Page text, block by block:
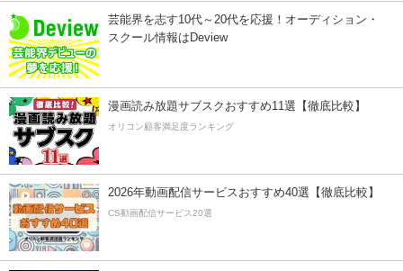
芸能界を志す10代～20代を応援！オーディション・
スクール情報はDeview
漫画読み放題サブスクおすすめ11選【徹底比較】
オリコン顧客満足度ランキング
2026年動画配信サービスおすすめ40選【徹底比較】
CS動画配信サービス20選